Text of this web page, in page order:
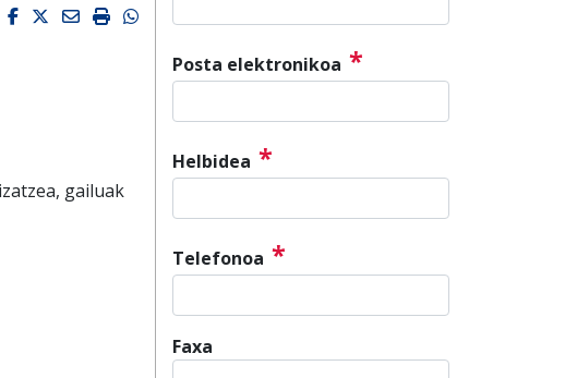
Facebook
Twitter
EmailImprimirWhatsapp
gailuak
Posta elektronikoa *
Helbidea *
Telefonoa *
Faxa